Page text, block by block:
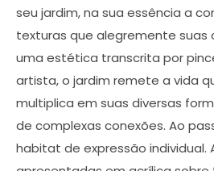
seu jardim, na sua essência a
texturas que alegremente suas
uma estética transcrita por
artista, o jardim remete a vida
multiplica em suas diversas
de complexas conexões. Ao
habitat de expressão individual.